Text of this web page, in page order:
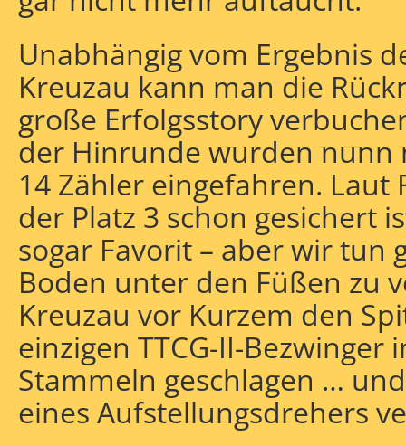
Unabhängig vom Ergebnis
Kreuzau kann man die
große Erfolgsstory
der Hinrunde wurden nunn
14 Zähler eingefahren.
der Platz 3 schon gesichert
sogar Favorit – aber wir tun
Boden unter den Füßen zu
Kreuzau vor Kurzem den
einzigen TTCG-II-Bezwinger
Stammeln geschlagen …
eines Aufstellungsdrehers